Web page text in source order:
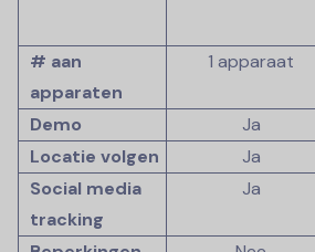
# aan
apparaten
1 apparaat
Demo
Ja
Locatie volgen
Ja
Social media
tracking
Ja